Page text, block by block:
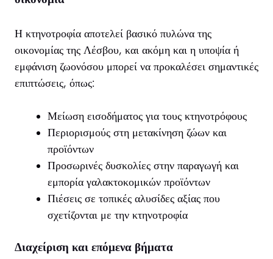
Η κτηνοτροφία αποτελεί βασικό πυλώνα της
οικονομίας της Λέσβου, και ακόμη και η υποψία ή
εμφάνιση ζωονόσου μπορεί να προκαλέσει σημαντικές
επιπτώσεις, όπως:
Μείωση εισοδήματος για τους κτηνοτρόφους
Περιορισμούς στη μετακίνηση ζώων και
προϊόντων
Προσωρινές δυσκολίες στην παραγωγή και
εμπορία γαλακτοκομικών προϊόντων
Πιέσεις σε τοπικές αλυσίδες αξίας που
σχετίζονται με την κτηνοτροφία
Διαχείριση και επόμενα βήματα